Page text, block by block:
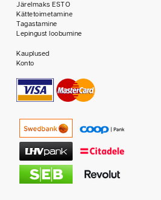
Järelmaks ESTO
Kättetoimetamine
Tagastamine
Lepingust loobumine
Kauplused
Konto